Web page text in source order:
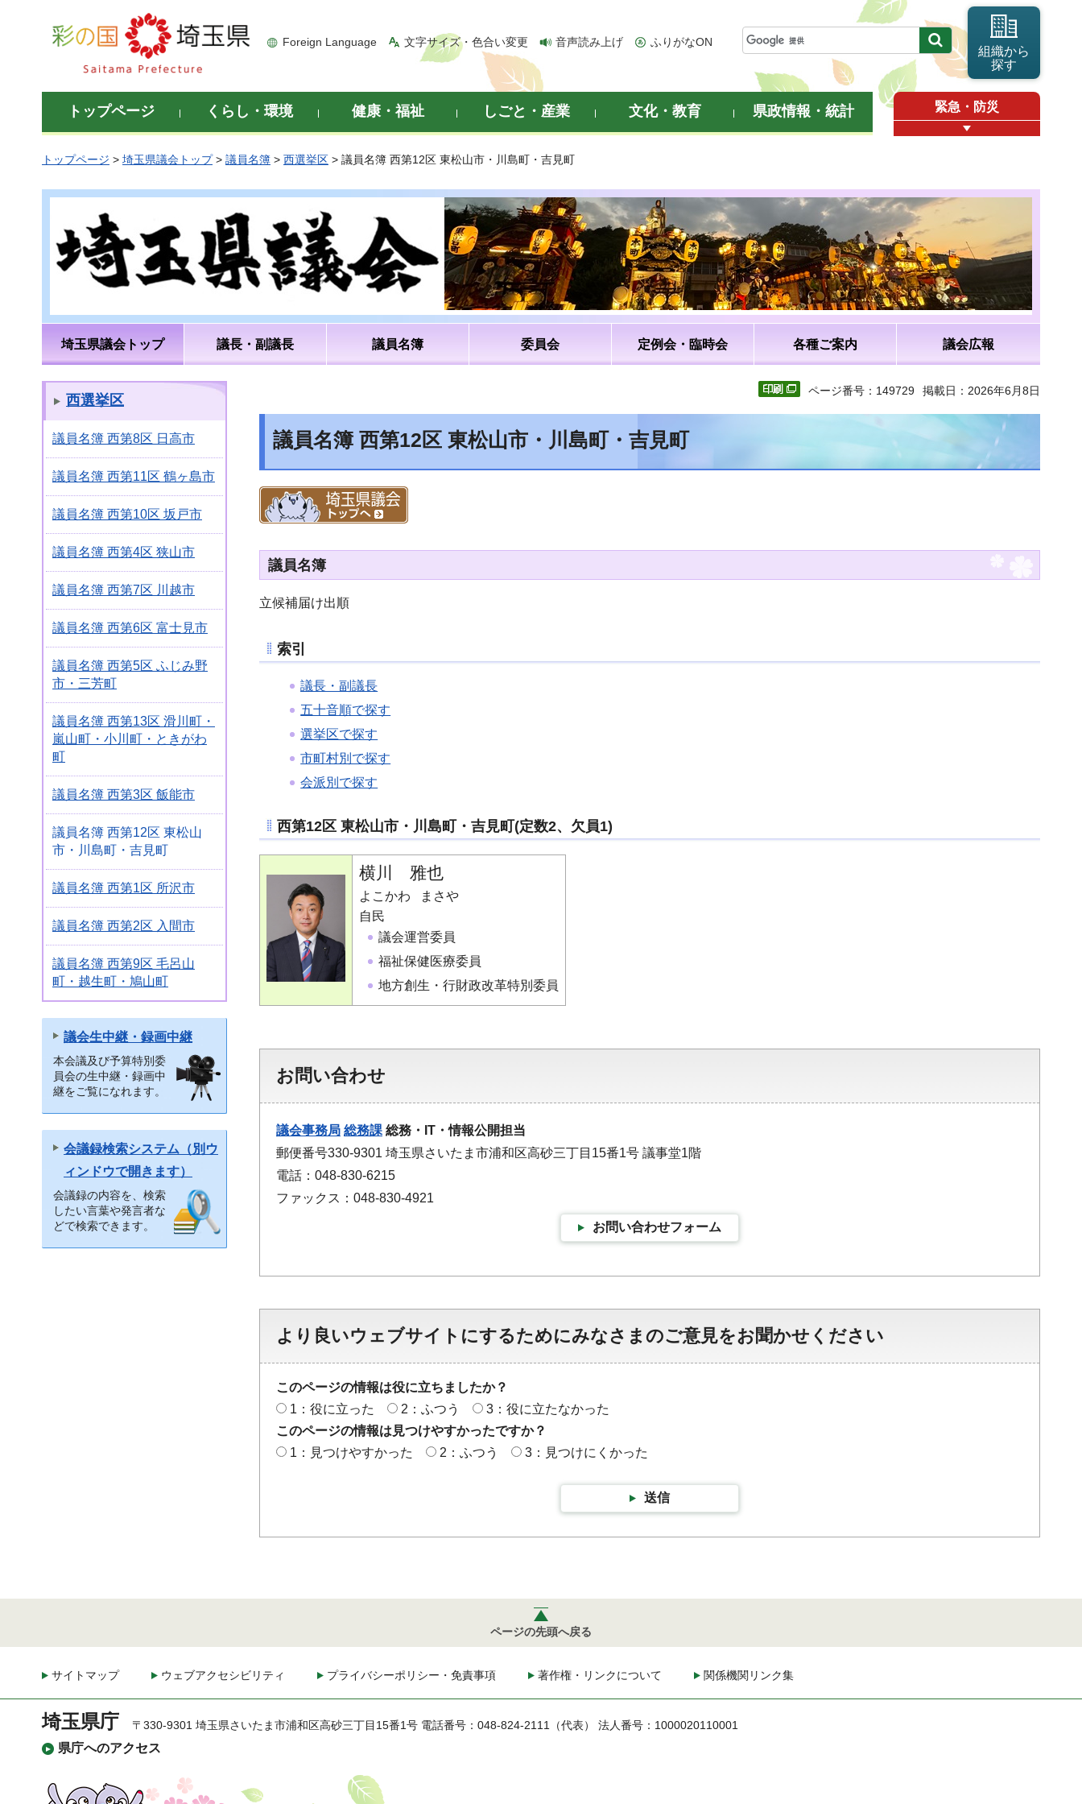
彩の国 埼玉県
Foreign Language 文字サイズ・色合い変更 音声読み上げ ふりがなON
組織から
探す
トップページ くらし・環境 健康・福祉 しごと・産業 文化・教育 県政情報・統計 緊急・防災
トップページ > 埼玉県議会トップ> 議員名簿 > 西選挙区 > 議員名簿 西第12区 東松山市・川島町・吉見町
埼玉県議会トップ 議長・副議長 議員名簿 委員会 定例会・臨時会 各種ご案内 議会広報
西選挙区
議員名簿 西第8区 日高市
議員名簿 西第11区 鶴ヶ島市
議員名簿 西第10区 坂戸市
議員名簿 西第4区 狭山市
議員名簿 西第7区 川越市
議員名簿 西第6区 富士見市
議員名簿 西第5区 ふじみ野
市・三芳町
議員名簿 西第13区 滑川町・
嵐山町・小川町・ときがわ
町
議員名簿 西第3区 飯能市
議員名簿 西第12区 東松山
市・川島町・吉見町
議員名簿 西第1区 所沢市
議員名簿 西第2区 入間市
議員名簿 西第9区 毛呂山
町・越生町・鳩山町
議会生中継・録画中継
本会議及び予算特別委
員会の生中継・録画中
継をご覧になれます。
会議録検索システム（別ウ
ィンドウで開きます）
会議録の内容を、検索
したい言葉や発言者な
どで検索できます。
ページ番号：149729 掲載日：2026年6月8日
議員名簿 西第12区 東松山市・川島町・吉見町
議員名簿
立候補届け出順
索引
議長・副議長
五十音順で探す
選挙区で探す
市町村別で探す
会派別で探す
西第12区 東松山市・川島町・吉見町(定数2、欠員1)
横川 雅也
よこかわ まさや
自民
議会運営委員
福祉保健医療委員
地方創生・行財政改革特別委員
お問い合わせ
議会事務局 総務課 総務・IT・情報公開担当
郵便番号330-9301 埼玉県さいたま市浦和区高砂三丁目15番1号 議事堂1階
電話：048-830-6215
ファックス：048-830-4921
お問い合わせフォーム
より良いウェブサイトにするためにみなさまのご意見をお聞かせください
このページの情報は役に立ちましたか？
1：役に立った
2：ふつう
3：役に立たなかった
このページの情報は見つけやすかったですか？
1：見つけやすかった
2：ふつう 3：見つけにくかった
送信
ページの先頭へ戻る
サイトマップ ウェブアクセシビリティ プライバシーポリシー・免責事項 著作権・リンクについて 関係機関リンク集
埼玉県庁
県庁へのアクセス
〒330-9301 埼玉県さいたま市浦和区高砂三丁目15番1号 電話番号：048-824-2111（代表） 法人番号：1000020110001